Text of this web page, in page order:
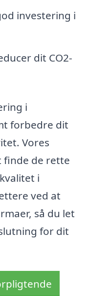
investering i
dit CO2-
i
forbedre dit
Vores
finde de rette
i
ved at
så du let
for dit